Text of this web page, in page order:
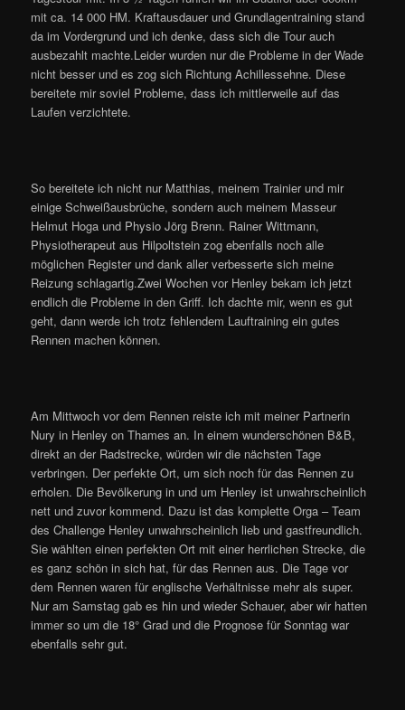
mit ca. 14 000 HM. Kraftausdauer und Grundlagentraining stand
da im Vordergrund und ich denke, dass sich die Tour auch
ausbezahlt machte.Leider wurden nur die Probleme in der Wade
nicht besser und es zog sich Richtung Achillessehne. Diese
bereitete mir soviel Probleme, dass ich mittlerweile auf das
Laufen verzichtete.
So bereitete ich nicht nur Matthias, meinem Trainier und mir
einige Schweißausbrüche, sondern auch meinem Masseur
Helmut Hoga und Physio Jörg Brenn. Rainer Wittmann,
Physiotherapeut aus Hilpoltstein zog ebenfalls noch alle
möglichen Register und dank aller verbesserte sich meine
Reizung schlagartig.Zwei Wochen vor Henley bekam ich jetzt
endlich die Probleme in den Griff. Ich dachte mir, wenn es gut
geht, dann werde ich trotz fehlendem Lauftraining ein gutes
Rennen machen können.
Am Mittwoch vor dem Rennen reiste ich mit meiner Partnerin
Nury in Henley on Thames an. In einem wunderschönen B&B,
direkt an der Radstrecke, würden wir die nächsten Tage
verbringen. Der perfekte Ort, um sich noch für das Rennen zu
erholen. Die Bevölkerung in und um Henley ist unwahrscheinlich
nett und zuvor kommend. Dazu ist das komplette Orga – Team
des Challenge Henley unwahrscheinlich lieb und gastfreundlich.
Sie wählten einen perfekten Ort mit einer herrlichen Strecke, die
es ganz schön in sich hat, für das Rennen aus. Die Tage vor
dem Rennen waren für englische Verhältnisse mehr als super.
Nur am Samstag gab es hin und wieder Schauer, aber wir hatten
immer so um die 18° Grad und die Prognose für Sonntag war
ebenfalls sehr gut.